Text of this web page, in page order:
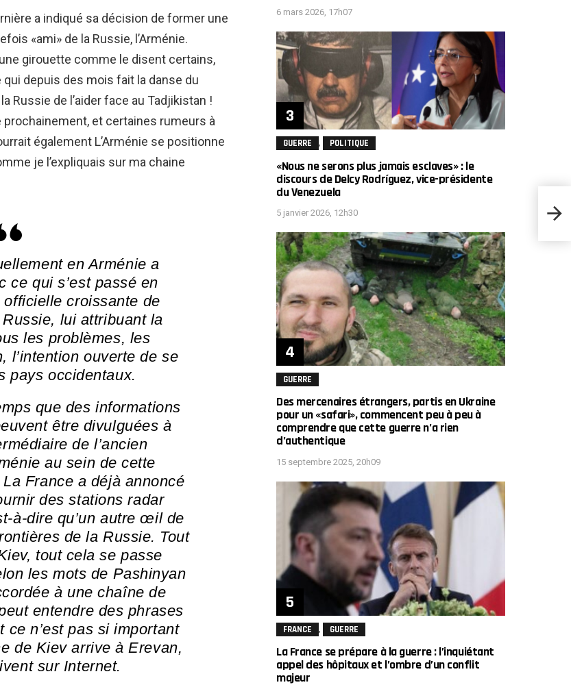
a indiqué sa décision de former une
«ami» de la Russie, l’Arménie.
girouette comme le disent certains,
depuis des mois fait la danse du
Russie de l’aider face au Tadjikistan !
prochainement, et certaines rumeurs à
également L’Arménie se positionne
je l’expliquais sur ma chaine
en Arménie a
ce qui s’est passé en
croissante de
lui attribuant la
les problèmes, les
l’intention ouverte de se
pays occidentaux.
que des informations
être divulguées à
de l’ancien
au sein de cette
France a déjà annoncé
des stations radar
à-dire qu’un autre œil de
de la Russie. Tout
tout cela se passe
les mots de Pashinyan
à une chaîne de
entendre des phrases
ce n’est pas si important
de Kiev arrive à Erevan,
sur Internet.
prêt
6 mars 2026, 17h07
GUERRE , POLITIQUE
«Nous ne serons plus jamais esclaves» : le
discours de Delcy Rodríguez, vice-présidente
du Venezuela
5 janvier 2026, 12h30
GUERRE
Des mercenaires étrangers, partis en Ukraine
pour un «safari», commencent peu à peu à
comprendre que cette guerre n’a rien
d’authentique
15 septembre 2025, 20h09
FRANCE , GUERRE
La France se prépare à la guerre : l’inquiétant
appel des hôpitaux et l’ombre d’un conflit
majeur